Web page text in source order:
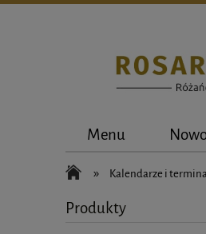
Menu
» Kalendarze i
Produkty